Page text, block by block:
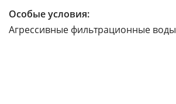
Особые условия:
Агрессивные фильтрационные воды